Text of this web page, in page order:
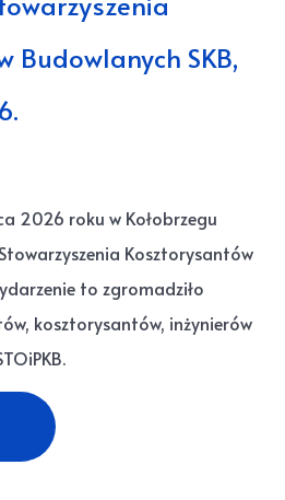
Budowlanych SKB,
2026 roku w Kołobrzegu
Kosztorysantów
to zgromadziło
kosztorysantów, inżynierów